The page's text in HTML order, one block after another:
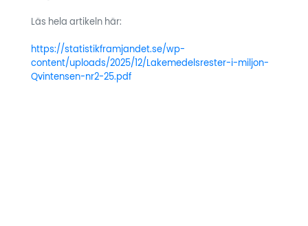
Läs hela artikeln här:
https://statistikframjandet.se/wp-
content/uploads/2025/12/Lakemedelsrester-i-miljon-
Qvintensen-nr2-25.pdf